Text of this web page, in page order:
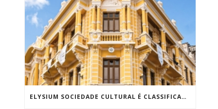
ELYSIUM SOCIEDADE CULTURAL É CLASSIFICADA PARA ETAPA ESTADUAL DO PRÊMIO RODRIGO MELO FRANCO DE ANDRADE COM PROJETO REALIZADO NA BAHIA